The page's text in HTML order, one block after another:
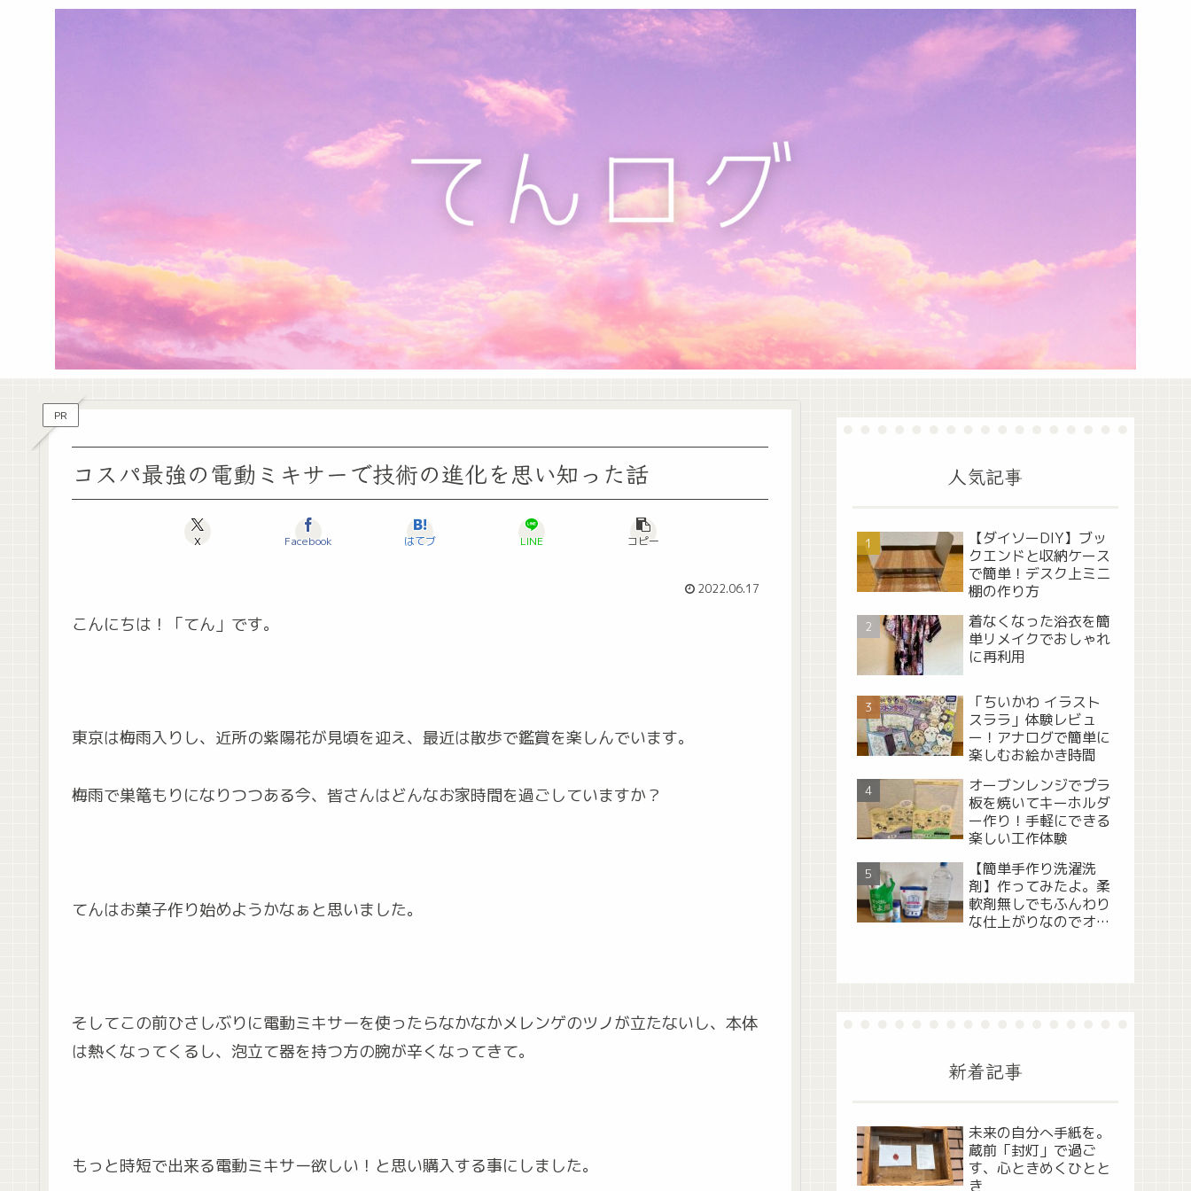
PR
コスパ最強の電動ミキサーで技術の進化を思い知った話
X Facebook はてブ LINE コピー
2022.06.17
こんにちは！「てん」です。
東京は梅雨入りし、近所の紫陽花が見頃を迎え、最近は散歩で鑑賞を楽しんでいます。
梅雨で巣篭もりになりつつある今、皆さんはどんなお家時間を過ごしていますか？
てんはお菓子作り始めようかなぁと思いました。
そしてこの前ひさしぶりに電動ミキサーを使ったらなかなかメレンゲのツノが立たないし、本体
は熱くなってくるし、泡立て器を持つ方の腕が辛くなってきて。
もっと時短で出来る電動ミキサー欲しい！と思い購入する事にしました。
人気記事
【ダイソーDIY】ブッ
クエンドと収納ケース
で簡単！デスク上ミニ
棚の作り方
着なくなった浴衣を簡
単リメイクでおしゃれ
に再利用
「ちいかわ イラスト
スララ」体験レビュ
ー！アナログで簡単に
楽しむお絵かき時間
オーブンレンジでプラ
板を焼いてキーホルダ
ー作り！手軽にできる
楽しい工作体験
【簡単手作り洗濯洗
剤】作ってみたよ。柔
軟剤無しでもふんわり
な仕上がりなのでオス
新着記事
未来の自分へ手紙を。
蔵前「封灯」で過ご
す、心ときめくひとと
き